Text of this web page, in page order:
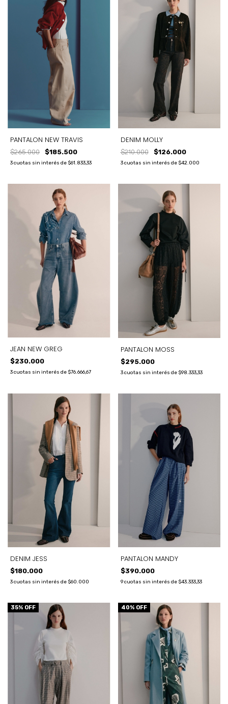
PANTALON NEW TRAVIS
$265.000 $185.500
3cuotas sin interés de $61.833,33
DENIM MOLLY
$210.000 $126.000
3 cuotas sin interés de $42.000
JEAN NEW GREG
$230.000
3cuotas sin interés de $76.666,67
PANTALON MOSS
$295.000
3 cuotas sin interés de $98.333,33
DENIM JESS
$180.000
3cuotas sin interés de $60.000
PANTALON MANDY
$390.000
9 cuotas sin interés de $43.333,33
35% OFF 40% OFF